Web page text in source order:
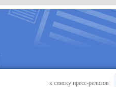
к списку пресс-релизов